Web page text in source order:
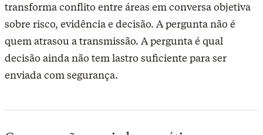
transforma conflito entre áreas em conversa objetiva
sobre risco, evidência e decisão. A pergunta não é
quem atrasou a transmissão. A pergunta é qual
decisão ainda não tem lastro suficiente para ser
enviada com segurança.